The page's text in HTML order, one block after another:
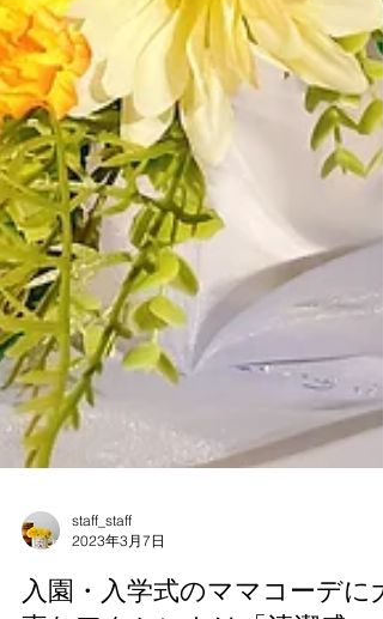
staff_staff
2023年3月7日